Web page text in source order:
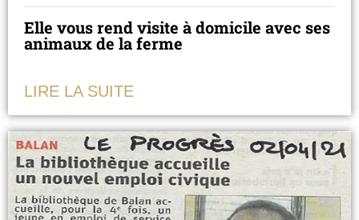
Elle vous rend visite à domicile avec ses
animaux de la ferme
LIRE LA SUITE